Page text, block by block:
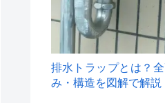
排水トラップとは？
み・構造を図解で解説